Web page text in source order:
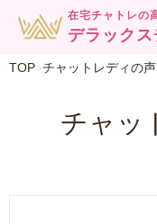
在宅チャトレの
デラックス
TOP チャットレディの声
チャッ